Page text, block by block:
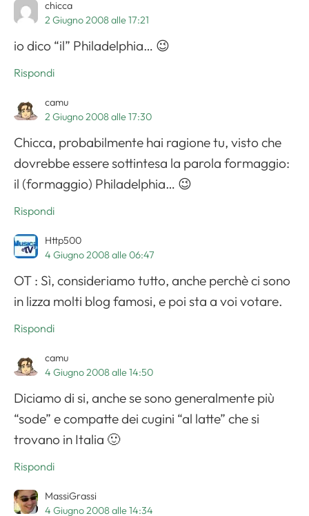
chicca
2 Giugno 2008 alle 17:21
io dico “il” Philadelphia… 😉
Rispondi
camu
2 Giugno 2008 alle 17:30
Chicca, probabilmente hai ragione tu, visto che
dovrebbe essere sottintesa la parola formaggio:
il (formaggio) Philadelphia… 😉
Rispondi
Http500
4 Giugno 2008 alle 06:47
OT : Sì, consideriamo tutto, anche perchè ci sono
in lizza molti blog famosi, e poi sta a voi votare.
Rispondi
camu
4 Giugno 2008 alle 14:50
Diciamo di si, anche se sono generalmente più
“sode” e compatte dei cugini “al latte” che si
trovano in Italia 🙂
Rispondi
MassiGrassi
4 Giugno 2008 alle 14:34